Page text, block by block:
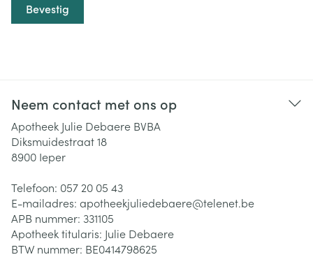
Bevestig
Neem contact met ons op
Apotheek Julie Debaere BVBA
Diksmuidestraat 18
8900 Ieper
Telefoon: 057 20 05 43
E-mailadres: apotheekjuliedebaere@telenet.be
APB nummer: 331105
Apotheek titularis: Julie Debaere
BTW nummer: BE0414798625